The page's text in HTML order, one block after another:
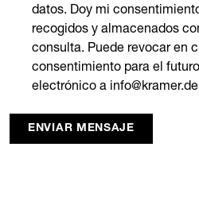
datos. Doy mi
recogidos y almacenados
consulta. Puede revocar en
consentimiento para el
electrónico a
ENVIAR MENSAJE